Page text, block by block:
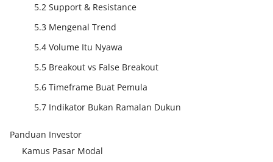
5.2 Support & Resistance
5.3 Mengenal Trend
5.4 Volume Itu Nyawa
5.5 Breakout vs False Breakout
5.6 Timeframe Buat Pemula
5.7 Indikator Bukan Ramalan Dukun
Panduan Investor
Kamus Pasar Modal